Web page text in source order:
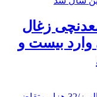
شدن ۲۰ معدنچی زغال
وارد بیست و